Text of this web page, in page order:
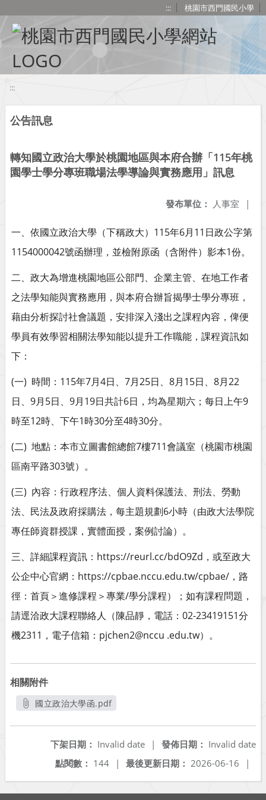
::: 桃園市西門國民小學
:::
公告訊息
轉知國立政治大學於桃園地區與本府合辦「115年桃
園學士學分專班職場法學導論與實務應用」訊息
發布單位： 人事室 |
一、依國立政治大學（下稱政大） 115年6月 11 日政公字第
1154000042號函辦理，並檢附原函（含附件）影本1份。
二、政大為增進桃園地區公部門、企業主管、在地工作者
之法學知能與實務應用，與本府合辦旨揭學士學分專班，
藉由分析探討社會議題，安排深入淺出之課程內容，俾便
學員有效學習相關法學知能以提升工作職能，課程資訊如
下：
(一) 時間： 115年7月 4日、 7月 25日、 8月 15日、 8月 22
日、 9月 5日、 9月 19日共計6日，均為星期六；每日上午9
時至12時、下午1 時30分至4時30分。
(二) 地點：本市立圖書館總館7樓711會議室（桃園市桃園
區南平路303號）。
(三) 內容：行政程序法、個人資料保護法、刑法、勞動
法、民法及政府採購法，每主題規劃 6小時（由政大法學院
專任師資群授課，實體面授，案例討論）。
三、詳細課程資訊： https://reurl.cc/bdO9Zd ，或至政大
公企中心官網： https://cpbae.nccu.edu.tw/cpbae/ ，路
徑：首頁＞進修課程＞專業/學分課程）；如有課程問題，
請逕洽政大課程聯絡人（陳品靜，電話： 02-23419151分
機2311 ，電子信箱： pjchen2@nccu .edu.tw）。
相關附件
國立政治大學函.pdf
發佈日期： Invalid date
下架日期： Invalid date
|
最後更新日期： 2026-06-16 |
點閱數： 144 |